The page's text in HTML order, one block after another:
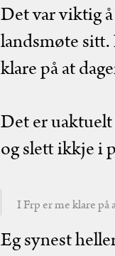
Det var viktig
landsmøte sitt.
klare på at
Det er
og slett ikkje i
I Frp er me klare på
Eg synest